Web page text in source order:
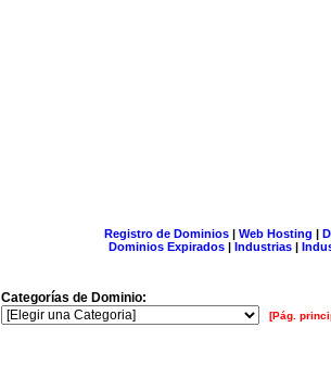
Registro de Dominios| Web Hosting |
Dominios Expirados | Industrias |
Categorías de Dominio:
[Pág.